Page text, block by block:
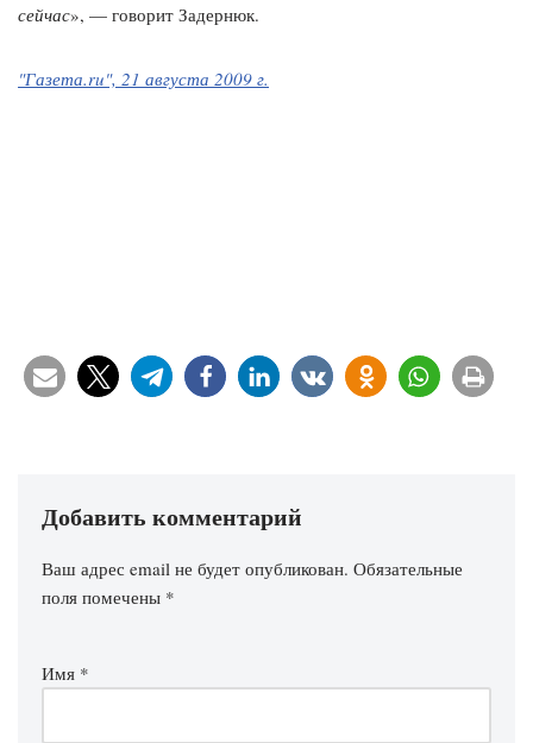
сейчас», — говорит Задернюк.
"Газета.ru", 21 августа 2009 г.
Добавить комментарий
Ваш адрес email не будет опубликован. Обязательные
поля помечены *
Имя *